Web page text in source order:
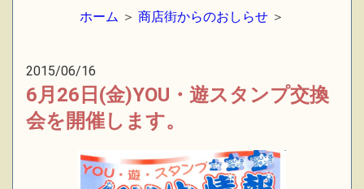
ホーム ＞ 商店街からのおしらせ ＞
2015/06/16
6月26日(金)YOU・遊スタンプ交換
会を開催します。